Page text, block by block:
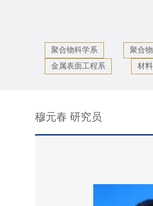
聚合物科学系 聚合
金属表面工程系
材
穆元春 研究员